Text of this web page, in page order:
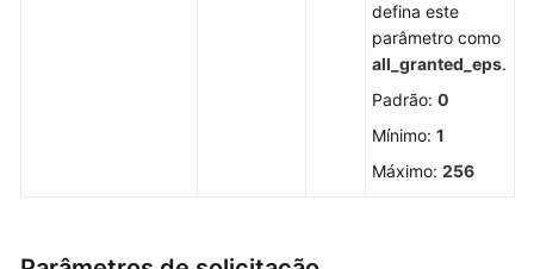
defina este
parâmetro como
all_granted_eps.
Padrão: 0
Mínimo: 1
Máximo: 256